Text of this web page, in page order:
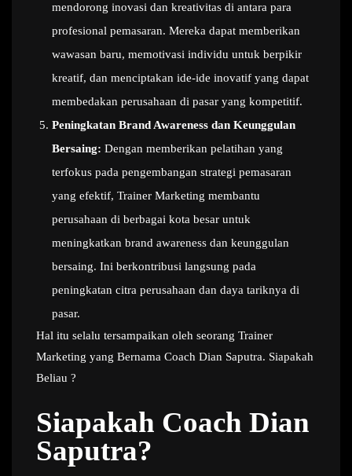
mendorong inovasi dan kreativitas di antara para
profesional pemasaran. Mereka dapat memberikan
wawasan baru, memotivasi individu untuk berpikir
kreatif, dan menciptakan ide-ide inovatif yang dapat
membedakan perusahaan di pasar yang kompetitif.
Peningkatan Brand Awareness dan Keunggulan
Bersaing: Dengan memberikan pelatihan yang
terfokus pada pengembangan strategi pemasaran
yang efektif, Trainer Marketing membantu
perusahaan di berbagai kota besar untuk
meningkatkan brand awareness dan keunggulan
bersaing. Ini berkontribusi langsung pada
peningkatan citra perusahaan dan daya tariknya di
pasar.
Hal itu selalu tersampaikan oleh seorang Trainer
Marketing yang Bernama Coach Dian Saputra. Siapakah
Beliau ?
Siapakah Coach Dian
Saputra?